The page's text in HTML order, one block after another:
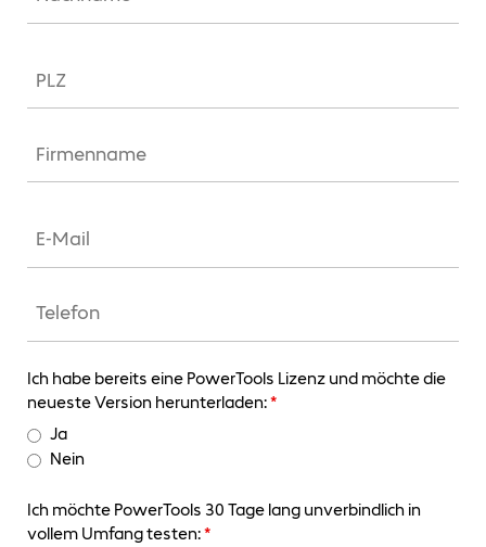
Ich habe bereits eine PowerTools Lizenz und möchte die
neueste Version herunterladen:*
Ja
Nein
Ich möchte PowerTools 30 Tage lang unverbindlich in
vollem Umfang testen:*